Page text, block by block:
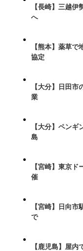
【長崎】三越
へ
【熊本】薬草
協定
【大分】日田
業
【大分】ペン
島
【宮崎】東京ド
催
【宮崎】日向市
で
【鹿児島】屋